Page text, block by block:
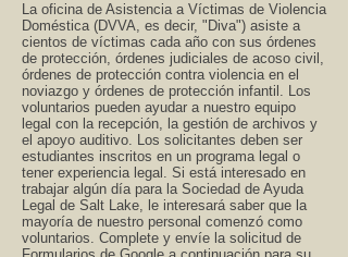
La oficina de Asistencia a Víctimas de Violencia
Doméstica (DVVA, es decir, "Diva") asiste a
cientos de víctimas cada año con sus órdenes
de protección, órdenes judiciales de acoso civil,
órdenes de protección contra violencia en el
noviazgo y órdenes de protección infantil. Los
voluntarios pueden ayudar a nuestro equipo
legal con la recepción, la gestión de archivos y
el apoyo auditivo. Los solicitantes deben ser
estudiantes inscritos en un programa legal o
tener experiencia legal. Si está interesado en
trabajar algún día para la Sociedad de Ayuda
Legal de Salt Lake, le interesará saber que la
mayoría de nuestro personal comenzó como
voluntarios. Complete y envíe la solicitud de